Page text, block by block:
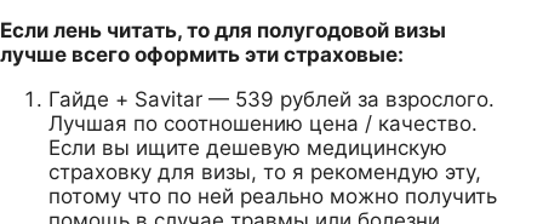
Если лень читать, то для полугодовой визы
лучше всего оформить эти страховые:
Гайде + Savitar — 539 рублей за взрослого.
Лучшая по соотношению цена / качество.
Если вы ищите дешевую медицинскую
страховку для визы, то я рекомендую эту,
потому что по ней реально можно получить